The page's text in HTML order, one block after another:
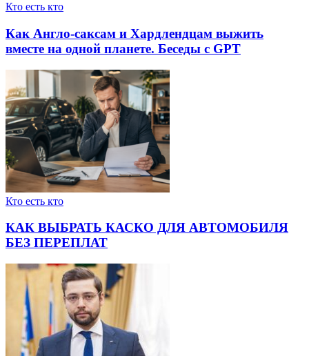
Кто есть кто
Как Англо-саксам и Хардлендцам выжить
вместе на одной планете. Беседы с GPT
Кто есть кто
КАК ВЫБРАТЬ КАСКО ДЛЯ АВТОМОБИЛЯ
БЕЗ ПЕРЕПЛАТ